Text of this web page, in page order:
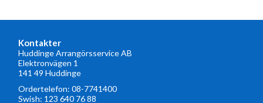
Kontakter
Huddinge Arrangörsservice AB
Elektronvägen 1
141 49 Huddinge
Ordertelefon: 08-7741400
Swish: 123 640 76 88